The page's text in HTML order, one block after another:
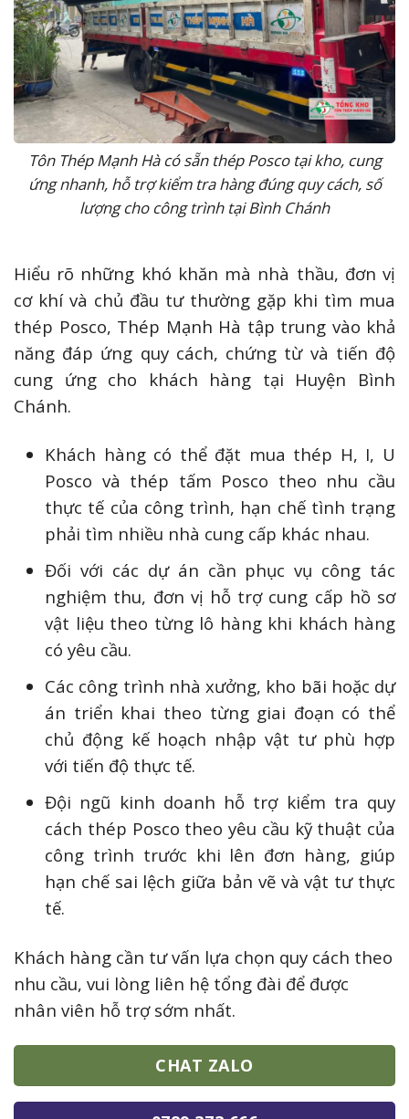
Tôn Thép Mạnh Hà có sẵn thép Posco tại kho, cung
ứng nhanh, hỗ trợ kiểm tra hàng đúng quy cách, số
lượng cho công trình tại Bình Chánh
Hiểu rõ những khó khăn mà nhà thầu, đơn vị
cơ khí và chủ đầu tư thường gặp khi tìm mua
thép Posco, Thép Mạnh Hà tập trung vào khả
năng đáp ứng quy cách, chứng từ và tiến độ
cung ứng cho khách hàng tại Huyện Bình
Chánh.
Khách hàng có thể đặt mua thép H, I, U
Posco và thép tấm Posco theo nhu cầu
thực tế của công trình, hạn chế tình trạng
phải tìm nhiều nhà cung cấp khác nhau.
Đối với các dự án cần phục vụ công tác
nghiệm thu, đơn vị hỗ trợ cung cấp hồ sơ
vật liệu theo từng lô hàng khi khách hàng
có yêu cầu.
Các công trình nhà xưởng, kho bãi hoặc dự
án triển khai theo từng giai đoạn có thể
chủ động kế hoạch nhập vật tư phù hợp
với tiến độ thực tế.
Đội ngũ kinh doanh hỗ trợ kiểm tra quy
cách thép Posco theo yêu cầu kỹ thuật của
công trình trước khi lên đơn hàng, giúp
hạn chế sai lệch giữa bản vẽ và vật tư thực
tế.
Khách hàng cần tư vấn lựa chọn quy cách theo
nhu cầu, vui lòng liên hệ tổng đài để được
nhân viên hỗ trợ sớm nhất.
CHAT ZALO